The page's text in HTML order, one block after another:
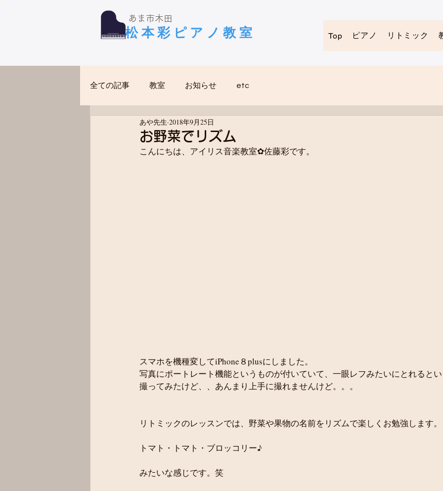
​あま市木田
​松本彩ピアノ教室 Top ピアノ リトミック
全ての記事 教室 お知らせ etc
お野菜でリズム
あや先生 2018年9月25日
こんにちは、アイリス音楽教室✿佐藤彩です。
スマホを機種変してiPhone８plusにしました。
写真にポートレート機能というものが付いていて、一眼レフみたいにとれると
撮ってみたけど、、あんまり上手に撮れませんけど。。。
リトミックのレッスンでは、野菜や果物の名前をリズムで楽しくお勉強します。
トマト・トマト・ブロッコリー♪
みたいな感じです。笑